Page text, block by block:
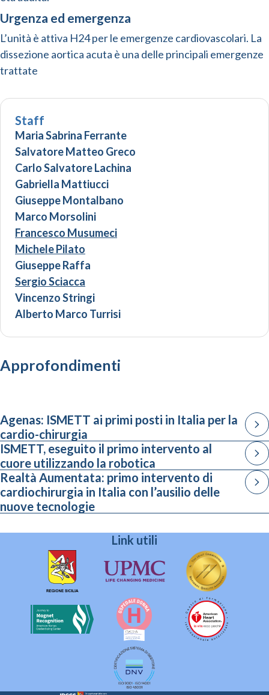
Urgenza ed emergenza
L’unità è attiva H24 per le emergenze cardiovascolari. La
dissezione aortica acuta è una delle principali emergenze
trattate
Staff
Maria Sabrina Ferrante
Salvatore Matteo Greco
Carlo Salvatore Lachina
Gabriella Mattiucci
Giuseppe Montalbano
Marco Morsolini
Francesco Musumeci
Michele Pilato
Giuseppe Raffa
Sergio Sciacca
Vincenzo Stringi
Alberto Marco Turrisi
Approfondimenti
Agenas: ISMETT ai primi posti in Italia per la
cardio-chirurgia
ISMETT, eseguito il primo intervento al
cuore utilizzando la robotica
Realtà Aumentata: primo intervento di
cardiochirurgia in Italia con l’ausilio delle
nuove tecnologie
Link utili